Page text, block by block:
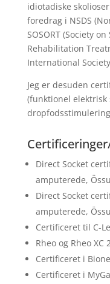
idiotadiske
foredrag i NSDS
SOSORT (Society
Rehabilitation
International
Jeg er desuden
(funktionel
Direct Socket
amputerede,
Direct Socket
amputerede,
Certificeret til C-
Rheo og Rheo XC
Certificeret i
Certificeret i